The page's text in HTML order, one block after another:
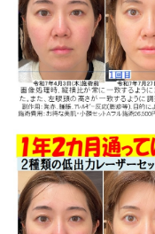
昨年末、肝斑を持つ
りを実施した際に口
肝斑増悪予防の低出
の照射が十分ではな
ます｡なぜならば全て
らです｡現在､低出力
ラネキサム酸及びビ
すが､残念でなりませ
実に改善できる時代
2026.01.01
2026年1月7日より